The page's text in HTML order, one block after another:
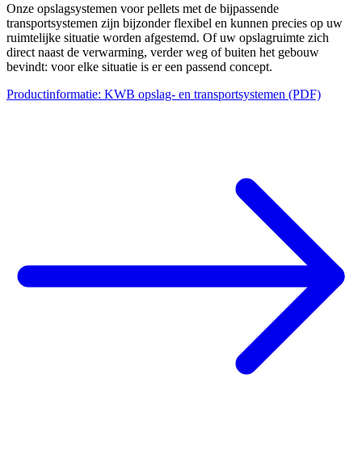
Onze opslagsystemen voor pellets met de bijpassende
transportsystemen zijn bijzonder flexibel en kunnen precies op uw
ruimtelijke situatie worden afgestemd. Of uw opslagruimte zich
direct naast de verwarming, verder weg of buiten het gebouw
bevindt: voor elke situatie is er een passend concept.
Productinformatie: KWB opslag- en transportsystemen (PDF)